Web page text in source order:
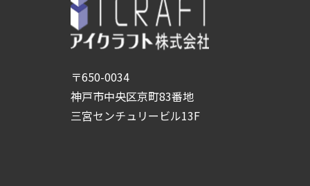
〒650-0034
神戸市中央区京町83番地
三宮センチュリービル13F